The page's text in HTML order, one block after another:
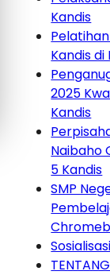
Kandis
Kandis
2025
Kandis
Naibaho
5 Kandis
SMP